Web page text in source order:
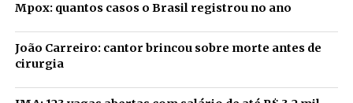
Mpox: quantos casos o Brasil registrou no ano
João Carreiro: cantor brincou sobre morte antes de
cirurgia